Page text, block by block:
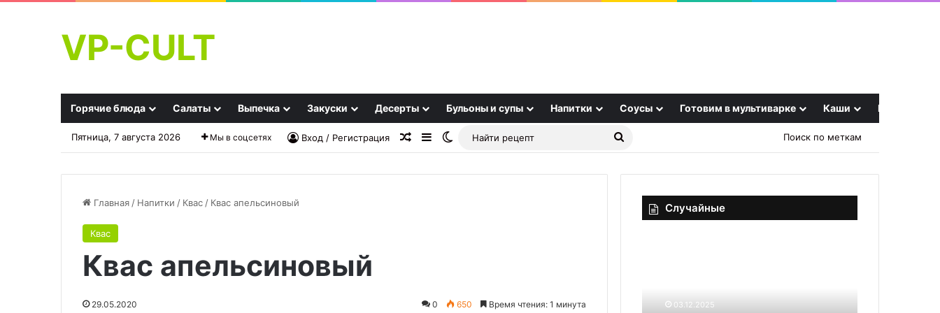
VP-CULT
Горячие блюда Салаты Выпечка Закуски Десерты Бульоны и супы Напитки Соусы Готовим в мультиварке Каши Еще
Пятница, 7 августа 2026 Мы в соцсетях Вход / Регистрация Случайная статья
SidebarSwitch skin
Найти
Поиск по меткам
Главная / Напитки / Квас / Квас апельсиновый
Квас
Квас апельсиновый
29.05.2020 0 650 Время чтения: 1 минута
Случайные
на
или
22.09.2025 03.12.2025